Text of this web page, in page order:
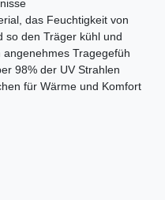
das Feuchtigkeit von
so den Träger kühl und
Tragegefüh
98% der UV Strahlen
für Wärme und Komfort